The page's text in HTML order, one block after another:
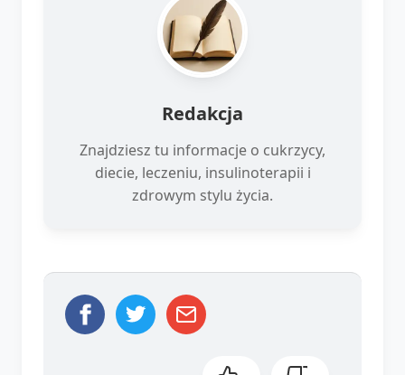
Redakcja
Znajdziesz tu informacje o cukrzycy,
diecie, leczeniu, insulinoterapii i
zdrowym stylu życia.